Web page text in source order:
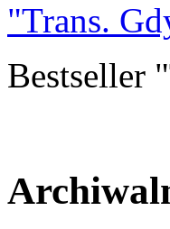
"Trans.
Bestseller